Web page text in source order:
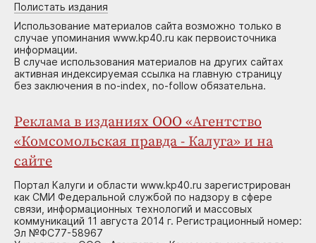
Полистать издания
Использование материалов сайта возможно только в
случае упоминания www.kp40.ru как первоисточника
информации.
В случае использования материалов на других сайтах
активная индексируемая ссылка на главную страницу
без заключения в no-index, no-follow обязательна.
Реклама в изданиях ООО «Агентство
«Комсомольская правда - Калуга» и на
сайте
Портал Калуги и области www.kp40.ru зарегистрирован
как СМИ Федеральной службой по надзору в сфере
связи, информационных технологий и массовых
коммуникаций 11 августа 2014 г. Регистрационный номер:
Эл №ФС77-58967